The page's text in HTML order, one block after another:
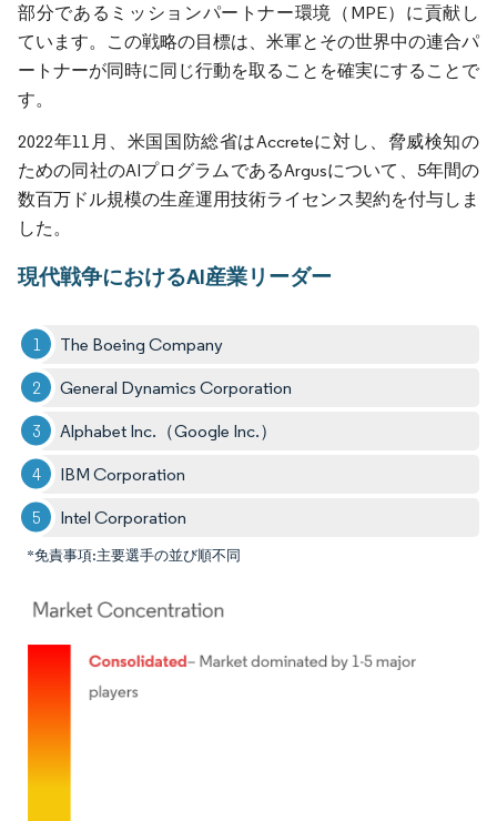
部分であるミッションパートナー環境（MPE）に貢献し
ています。この戦略の目標は、米軍とその世界中の連合パ
ートナーが同時に同じ行動を取ることを確実にすることで
す。
2022年11月、米国国防総省はAccreteに対し、脅威検知の
ための同社のAIプログラムであるArgusについて、5年間の
数百万ドル規模の生産運用技術ライセンス契約を付与しま
した。
現代戦争におけるAI産業リーダー
The Boeing Company
General Dynamics Corporation
Alphabet Inc.（Google Inc.）
IBM Corporation
Intel Corporation
*免責事項:主要選手の並び順不同